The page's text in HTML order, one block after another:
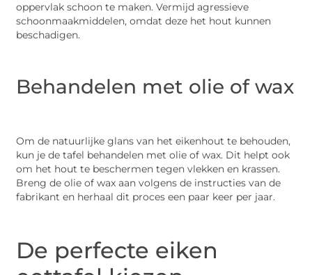
oppervlak schoon te maken. Vermijd agressieve
schoonmaakmiddelen, omdat deze het hout kunnen
beschadigen.
Behandelen met olie of wax
Om de natuurlijke glans van het eikenhout te behouden,
kun je de tafel behandelen met olie of wax. Dit helpt ook
om het hout te beschermen tegen vlekken en krassen.
Breng de olie of wax aan volgens de instructies van de
fabrikant en herhaal dit proces een paar keer per jaar.
De perfecte eiken